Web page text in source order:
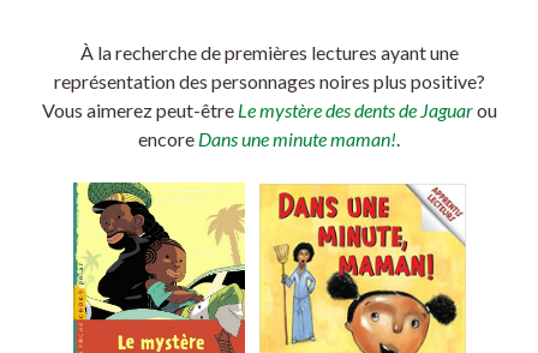
À la recherche de premières lectures ayant une
représentation des personnages noires plus positive?
Vous aimerez peut-être Le mystère des dents de Jaguarou
encore Dans une minute maman!.